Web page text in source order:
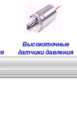
Высокоточные
датчики давления